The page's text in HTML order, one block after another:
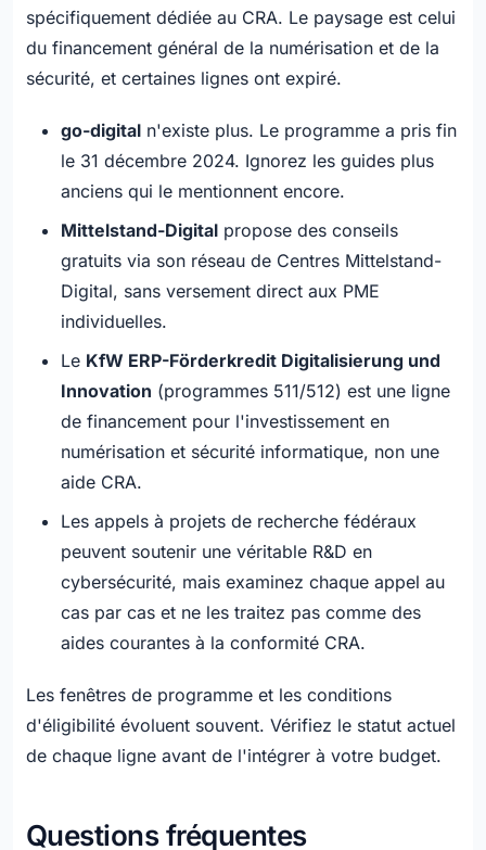
spécifiquement dédiée au CRA. Le paysage est celui
du financement général de la numérisation et de la
sécurité, et certaines lignes ont expiré.
go-digital n'existe plus. Le programme a pris fin
le 31 décembre 2024. Ignorez les guides plus
anciens qui le mentionnent encore.
Mittelstand-Digital propose des conseils
gratuits via son réseau de Centres Mittelstand-
Digital, sans versement direct aux PME
individuelles.
Le KfW ERP-Förderkredit Digitalisierung und
Innovation (programmes 511/512) est une ligne
de financement pour l'investissement en
numérisation et sécurité informatique, non une
aide CRA.
Les appels à projets de recherche fédéraux
peuvent soutenir une véritable R&D en
cybersécurité, mais examinez chaque appel au
cas par cas et ne les traitez pas comme des
aides courantes à la conformité CRA.
Les fenêtres de programme et les conditions
d'éligibilité évoluent souvent. Vérifiez le statut actuel
de chaque ligne avant de l'intégrer à votre budget.
Questions fréquentes